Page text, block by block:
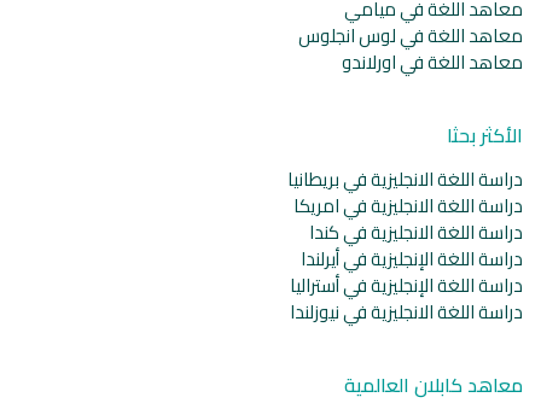
معاهد اللغة في ميامي
معاهد اللغة في لوس انجلوس
معاهد اللغة في اورلاندو
الأكثر بحثا
دراسة اللغة الانجليزية في بريطانيا
دراسة اللغة الانجليزية في امريكا
دراسة اللغة الانجليزية في كندا
دراسة اللغة الإنجليزية في أيرلندا
دراسة اللغة الإنجليزية في أستراليا
دراسة اللغة الانجليزية في نيوزلندا
معاهد كابلان العالمية